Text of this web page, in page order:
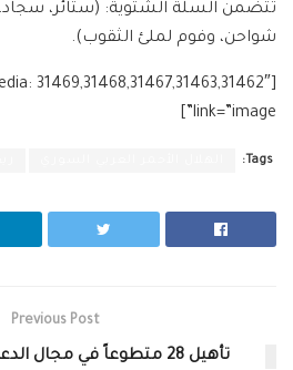
تتضمن السلة الشتوية: (ستائر،
شواحن، وفوم لملئ الثقوب).
31469,31468,31467,31463,31462″
link=”image”]
Tags:
Previous Post
‏تأهيل 28 متطوعاً في مجال الدعم النفسي الإجتماعي‏